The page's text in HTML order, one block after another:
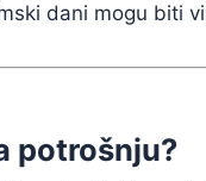
dani mogu biti
potrošnju?